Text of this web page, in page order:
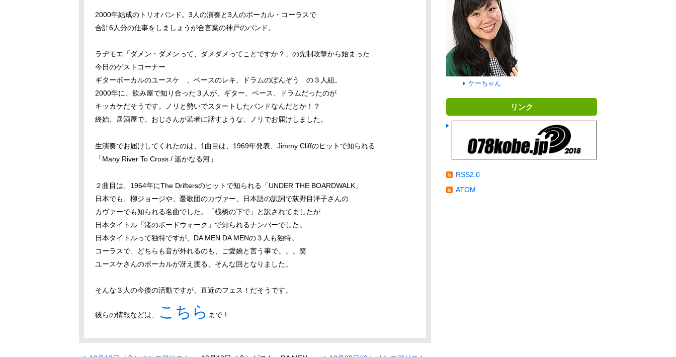
2000年結成のトリオバンド。3人の演奏と3人のボーカル・コーラスで
合計6人分の仕事をしましょうが合言葉の神戸のバンド。
ラヂモエ「ダメン・ダメンって、ダメダメってことですか？」の先制攻撃から始まった
今日のゲストコーナー
ギターボーカルのユースケ 、ベースのレキ、ドラムのぼんぞう の３人組。
2000年に、飲み屋で知り合った３人が、ギター、ベース、ドラムだったのが
キッカケだそうです。ノリと勢いでスタートしたバンドなんだとか！？
終始、居酒屋で、おじさんが若者に話すような、ノリでお届けしました。
生演奏でお届けしてくれたのは、1曲目は、1969年発表、Jimmy Cliffのヒットで知られる
「Many River To Cross / 遥かなる河」
２曲目は、1964年にThe Driftersのヒットで知られる「UNDER THE BOARDWALK」
日本でも、柳ジョージや、憂歌団のカヴァー、日本語の訳詞で荻野目洋子さんの
カヴァーでも知られる名曲でした。「桟橋の下で」と訳されてましたが
日本タイトル「渚のボードウォーク」で知られるナンバーでした。
日本タイトルって独特ですが、DA MEN DA MENの３人も独特。
コーラスで、どちらも音が外れるのも、ご愛嬌と言う事で。。。笑
ユースケさんのボーカルが冴え渡る、そんな回となりました。
そんな３人の今後の活動ですが、直近のフェス！だそうです。
彼らの情報などは、 こちら まで！
ケーちゃん
リンク
RSS2.0
ATOM